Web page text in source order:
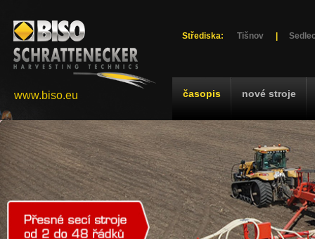
Střediska: Tišnov
časopis nové stroje
www.biso.eu